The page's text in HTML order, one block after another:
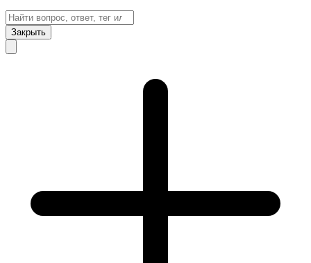
Закрыть